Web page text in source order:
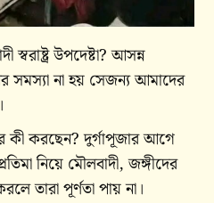
স্বরাষ্ট্র উপদেষ্টা? আসন্ন
সমস্যা না হয় সেজন্য আমাদের
কী করছেন? দুর্গাপূজার আগে
নিয়ে মৌলবাদী, জঙ্গীদের
তারা পূর্ণতা পায় না।